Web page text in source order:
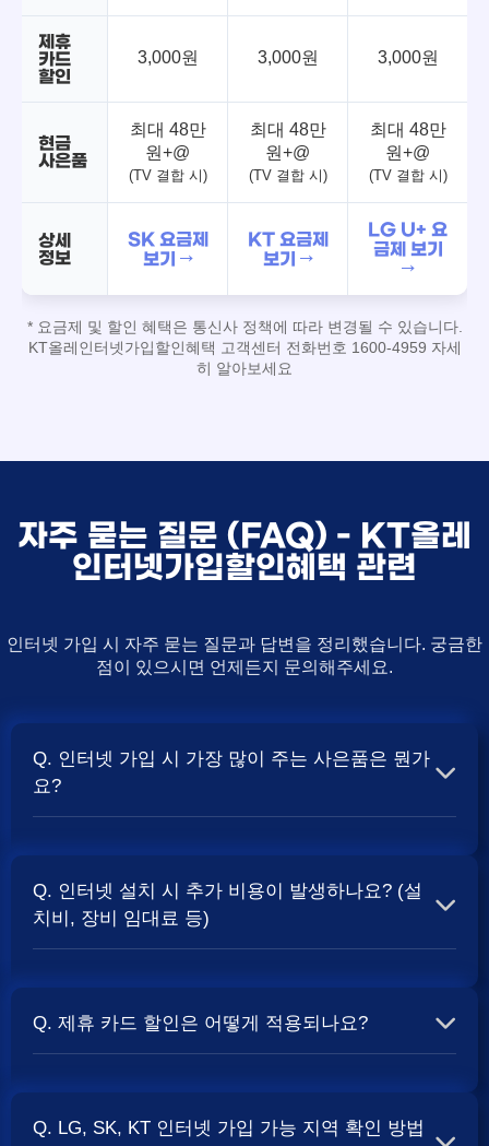
제휴
카드
할인
3,000원 3,000원 3,000원
현금
사은품
최대 48만
원+@
(TV 결합 시)
최대 48만
원+@
(TV 결합 시)
최대 48만
원+@
(TV 결합 시)
상세
정보
SK 요금제
보기 →
KT 요금제
보기 →
LG U+ 요
금제 보기
→
* 요금제 및 할인 혜택은 통신사 정책에 따라 변경될 수 있습니다.
KT올레인터넷가입할인혜택 고객센터 전화번호 1600-4959 자세
히 알아보세요
자주 묻는 질문 (FAQ) - KT올레
인터넷가입할인혜택 관련
인터넷 가입 시 자주 묻는 질문과 답변을 정리했습니다. 궁금한
점이 있으시면 언제든지 문의해주세요.
Q. 인터넷 가입 시 가장 많이 주는 사은품은 뭔가
요?
보통 500Mbps 또는 1Gbps 인터넷을 TV와 결합하여 가입
할 때 현금 사은품 및 상품권 혜택이 더 크게 지급되는 경향
Q. 인터넷 설치 시 추가 비용이 발생하나요? (설
치비, 장비 임대료 등)
청구되는 경우가 많습니다. 다만, 인터넷 상품 및 프로모션
책 확인 필수.
Q. 제휴 카드 할인은 어떻게 적용되나요?
서 일정 금액이 할인됩니다. 할인 금액과 조건은 카드사 및
Q. LG, SK, KT 인터넷 가입 가능 지역 확인 방법